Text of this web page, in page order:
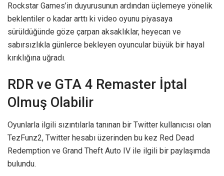
Rockstar Games’in duyurusunun ardından üçlemeye yönelik
beklentiler o kadar arttı ki video oyunu piyasaya
sürüldüğünde göze çarpan aksaklıklar, heyecan ve
sabırsızlıkla günlerce bekleyen oyuncular büyük bir hayal
kırıklığına uğradı.
RDR ve GTA 4 Remaster İptal
Olmuş Olabilir
Oyunlarla ilgili sızıntılarla tanınan bir Twitter kullanıcısı olan
TezFunz2, Twitter hesabı üzerinden bu kez Red Dead
Redemption ve Grand Theft Auto IV ile ilgili bir paylaşımda
bulundu.